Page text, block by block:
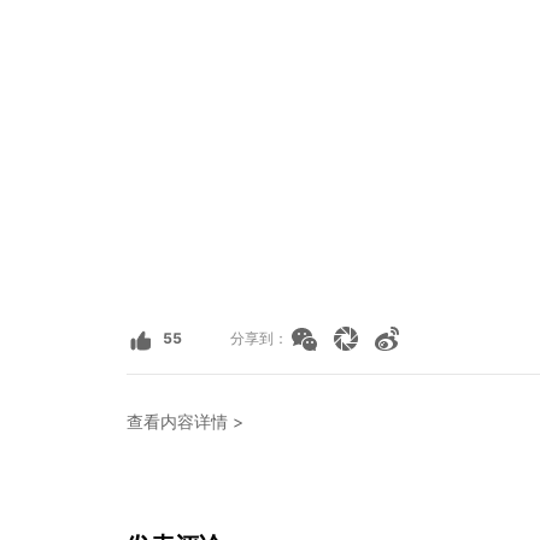
55 分享到：
查看内容详情 >